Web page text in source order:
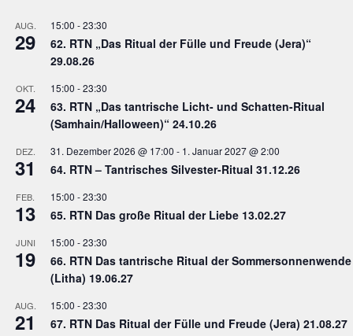
AUG.
29
15:00 -23:30
62. RTN „Das Ritual der Fülle und Freude (Jera)“
29.08.26
OKT.
24
15:00 -23:30
63. RTN „Das tantrische Licht- und Schatten-Ritual
(Samhain/Halloween)“ 24.10.26
DEZ.
31
31. Dezember 2026 @ 17:00 - 1. Januar 2027 @ 2:00
64. RTN – Tantrisches Silvester-Ritual 31.12.26
FEB.
13
15:00 -23:30
65. RTN Das große Ritual der Liebe 13.02.27
JUNI
19
15:00 -23:30
66. RTN Das tantrische Ritual der Sommersonnenwende
(Litha) 19.06.27
AUG.
21
15:00 -23:30
67. RTN Das Ritual der Fülle und Freude (Jera) 21.08.27